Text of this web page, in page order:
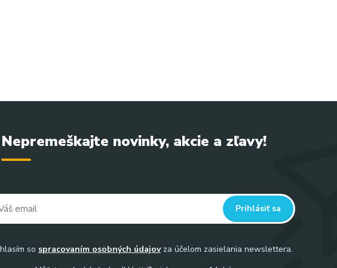
Nepremeškajte novinky, akcie a zľavy!
Prihlásiť sa
so spracovaním osobných údajovza účelom zasielania newslettera.